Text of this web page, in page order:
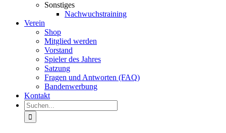
Sonstiges
Nachwuchstraining
Verein
Shop
Mitglied werden
Vorstand
Spieler des Jahres
Satzung
Fragen und Antworten (FAQ)
Bandenwerbung
Kontakt
Suche
nach: